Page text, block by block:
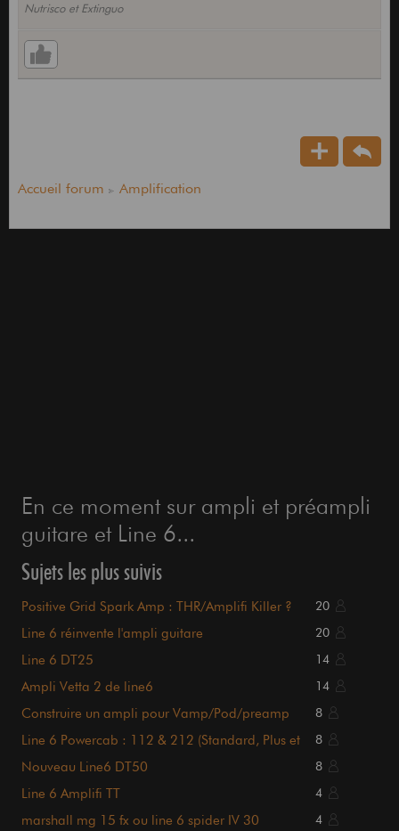
Nutrisco et Extinguo
Accueil forum Amplification
En ce moment sur ampli et préampli
guitare et Line 6...
Sujets les plus suivis
Positive Grid Spark Amp : THR/Amplifi Killer ? 20
Line 6 réinvente l'ampli guitare 20
Line 6 DT25 14
Ampli Vetta 2 de line6 14
Construire un ampli pour Vamp/Pod/preamp 8
Line 6 Powercab : 112 & 212 (Standard, Plus et
8
Nouveau Line6 DT50 8
Line 6 Amplifi TT 4
marshall mg 15 fx ou line 6 spider IV 30 4